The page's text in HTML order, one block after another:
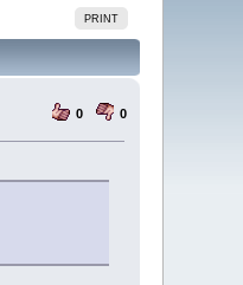
PRINT
0 0